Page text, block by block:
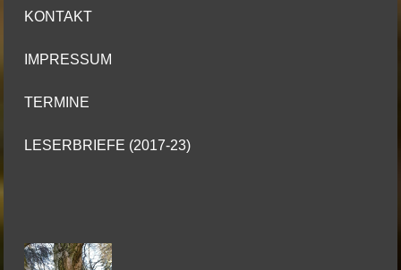
KONTAKT
IMPRESSUM
TERMINE
LESERBRIEFE (2017-23)